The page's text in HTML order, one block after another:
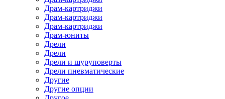
Драм-картриджи
Драм-картриджи
Драм-картриджи
Драм-юниты
Дрели
Дрели
Дрели и шуруповерты
Дрели пневматические
Другие
Другие опции